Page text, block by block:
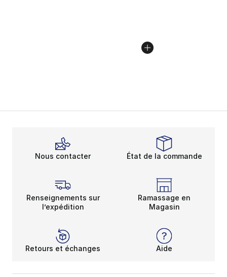
Nous contacter État de la commande
Renseignements sur
l’expédition
Ramassage en
Magasin
Retours et échanges Aide